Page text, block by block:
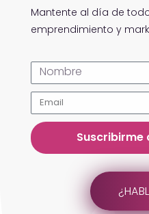
Mantente al día de
emprendimiento y
Suscribirme